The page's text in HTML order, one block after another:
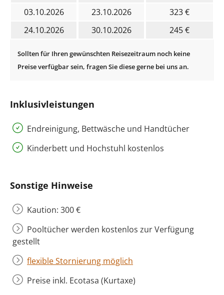
03.10.2026
23.10.2026
323 €
24.10.2026
30.10.2026 245 €
Inklusivleistungen
Endreinigung, Bettwäsche und Handtücher
Kinderbett und Hochstuhl kostenlos
Sonstige Hinweise
Kaution: 300 €
Pooltücher werden kostenlos zur Verfügung
gestellt
flexible Stornierung möglich
Preise inkl. Ecotasa (Kurtaxe)